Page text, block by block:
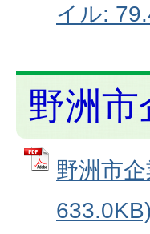
イル:
野洲
野洲市
633.0KB)